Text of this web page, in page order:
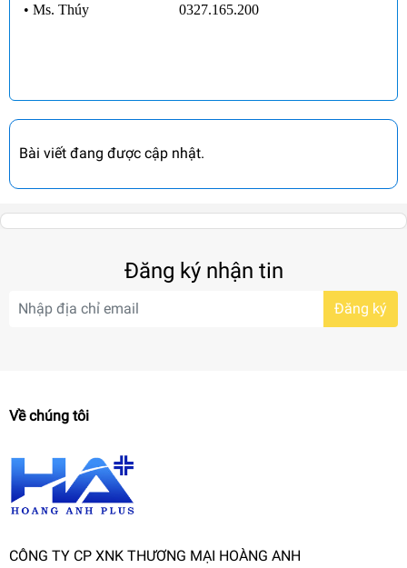
• Ms. Thúy 0327.165.200
Bài viết đang được cập nhật.
Đăng ký nhận tin
Đăng ký
Về chúng tôi
CÔNG TY CP XNK THƯƠNG MẠI HOÀNG ANH